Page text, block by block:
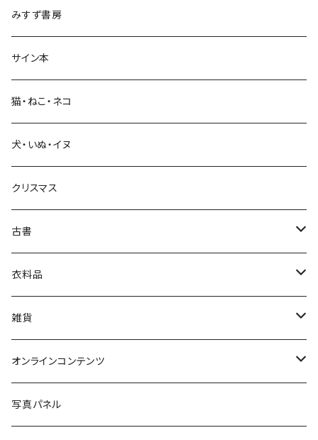
生活・暮らし
芸術・絵画・写真
絵本・児童書
娯楽・エンターテインメント
みすず書房
サイン本
猫・ねこ・ネコ
犬・いぬ・イヌ
クリスマス
古書
古書セット
美術
衣料品
POLEWARDS
Tシャツ
雑貨
バッグ
ブックカバー
オンラインコンテンツ
冒険クロストーク
写真パネル